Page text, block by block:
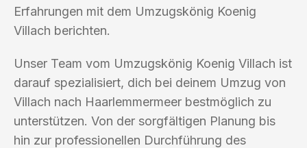
Erfahrungen mit dem Umzugskönig Koenig
Villach berichten.
Unser Team vom Umzugskönig Koenig Villach ist
darauf spezialisiert, dich bei deinem Umzug von
Villach nach Haarlemmermeer bestmöglich zu
unterstützen. Von der sorgfältigen Planung bis
hin zur professionellen Durchführung des